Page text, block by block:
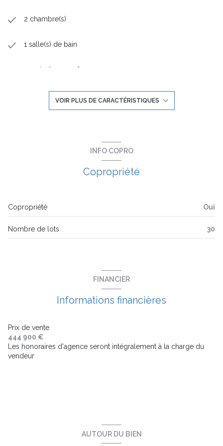
2 chambre(s)
1 salle(s) de bain
construit en 2026
cuisine américaine (semi-équipée)
visiophone
interphone
VOIR PLUS DE CARACTÉRISTIQUES
INFO COPRO
Copropriété
Copropriété Oui
Nombre de lots 30
FINANCIER
Informations financières
Prix de vente
444 900 €
Les honoraires d'agence seront intégralement à la charge du
vendeur
AUTOUR DU BIEN